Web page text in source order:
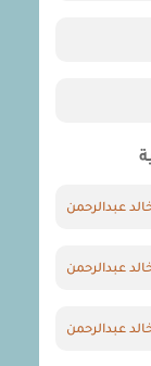
عبدالرحمن
عبدالرحمن
عبدالرحمن